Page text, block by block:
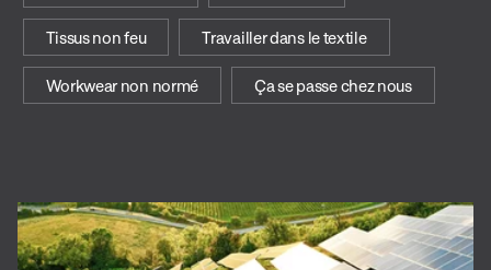
Tissus non feu Travailler dans le textile
Workwear non normé Ça se passe chez nous